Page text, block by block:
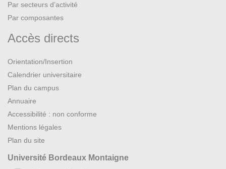
Par secteurs d’activité
Par composantes
Accès directs
Orientation/Insertion
Calendrier universitaire
Plan du campus
Annuaire
Accessibilité : non conforme
Mentions légales
Plan du site
Université Bordeaux Montaigne